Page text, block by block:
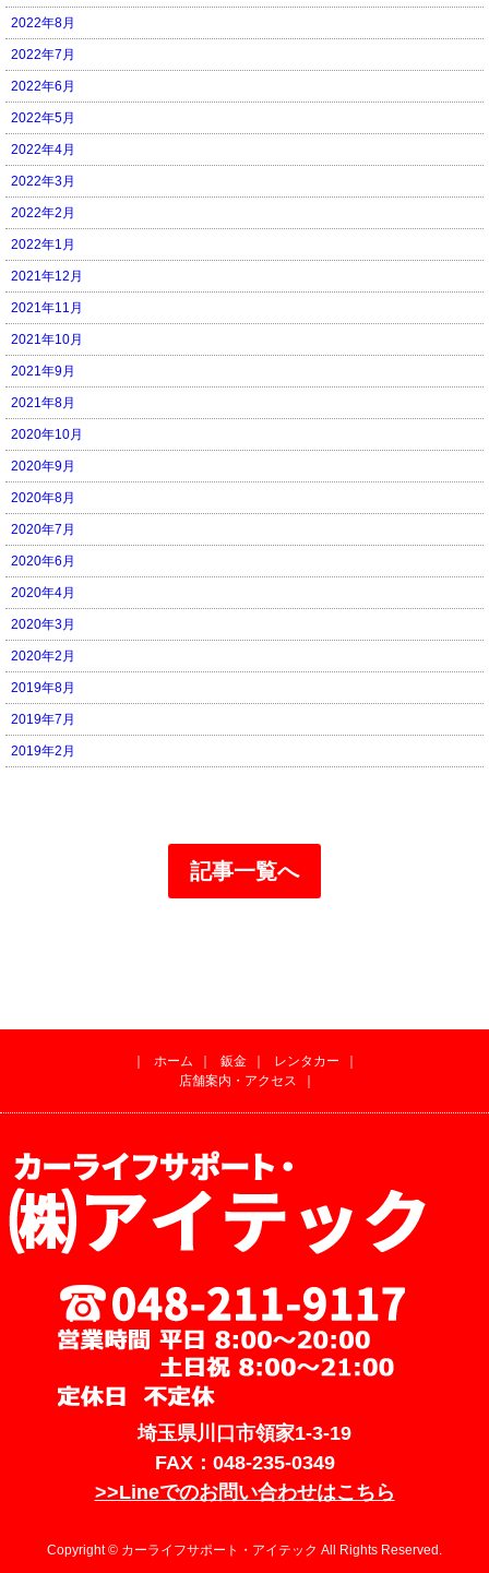
2022年8月
2022年7月
2022年6月
2022年5月
2022年4月
2022年3月
2022年2月
2022年1月
2021年12月
2021年11月
2021年10月
2021年9月
2021年8月
2020年10月
2020年9月
2020年8月
2020年7月
2020年6月
2020年4月
2020年3月
2020年2月
2019年8月
2019年7月
2019年2月
記事一覧へ
｜ ホーム ｜ 鈑金 ｜ レンタカー
｜
店舗案内・アクセス
｜
埼玉県川口市領家1-3-19
FAX：048-235-0349
>>Lineでのお問い合わせはこちら
Copyright © カーライフサポート・アイテック All Rights Reserved.